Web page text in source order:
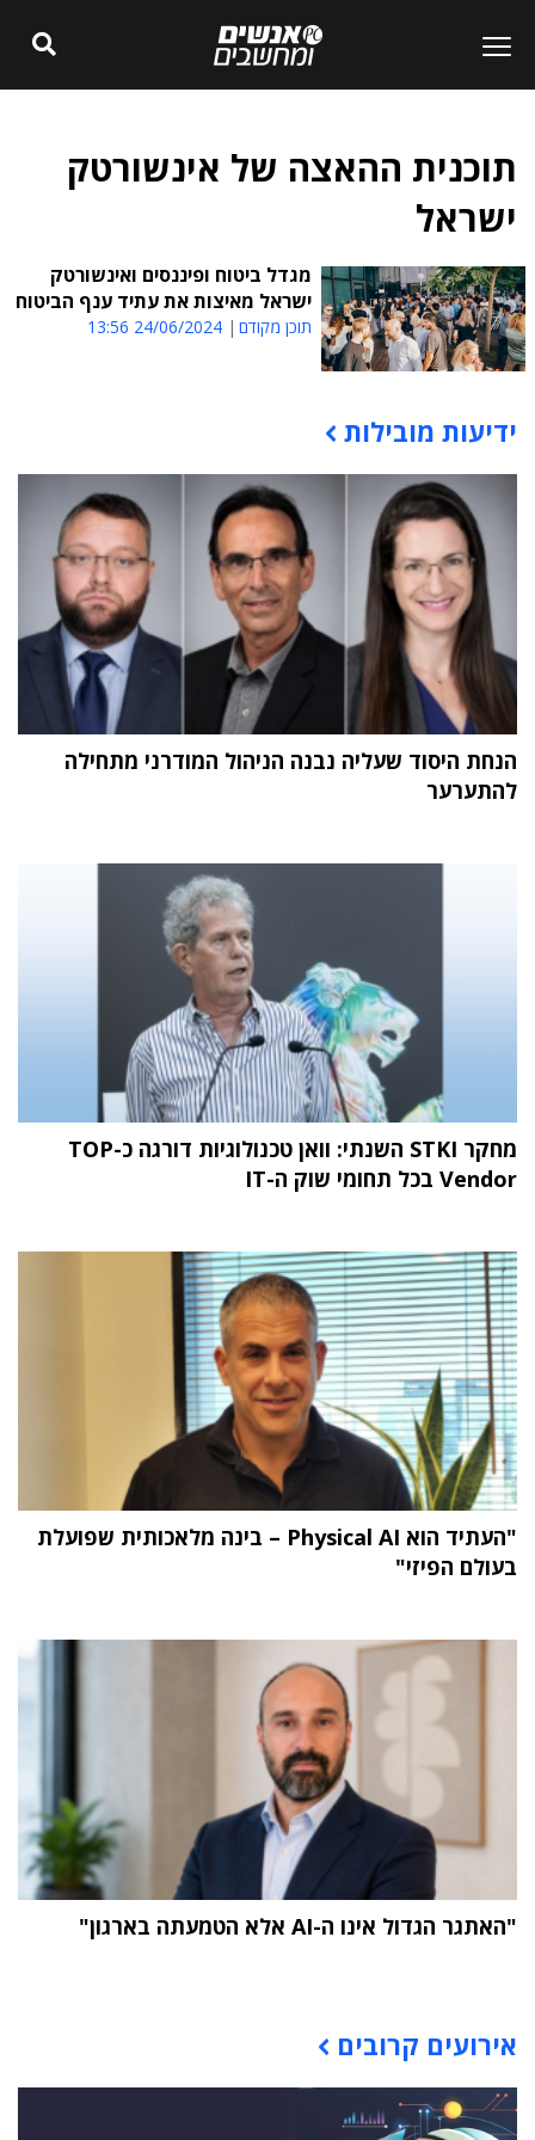
תוכנית ההאצה של אינשורטק
ישראל
מגדל ביטוח ופיננסים ואינשורטק
ישראל מאיצות את עתיד ענף הביטוח
תוכן מקודם 24/06/2024 13:56
תוכן פרסומי
ידיעות מובילות
הנחת היסוד שעליה נבנה הניהול המודרני מתחילה
להתערער
מחקר STKI השנתי: וואן טכנולוגיות דורגה כ-TOP
Vendor בכל תחומי שוק ה-IT
"העתיד הוא Physical AI – בינה מלאכותית שפועלת
בעולם הפיזי"
"האתגר הגדול אינו ה-AI אלא הטמעתה בארגון"
אירועים קרובים